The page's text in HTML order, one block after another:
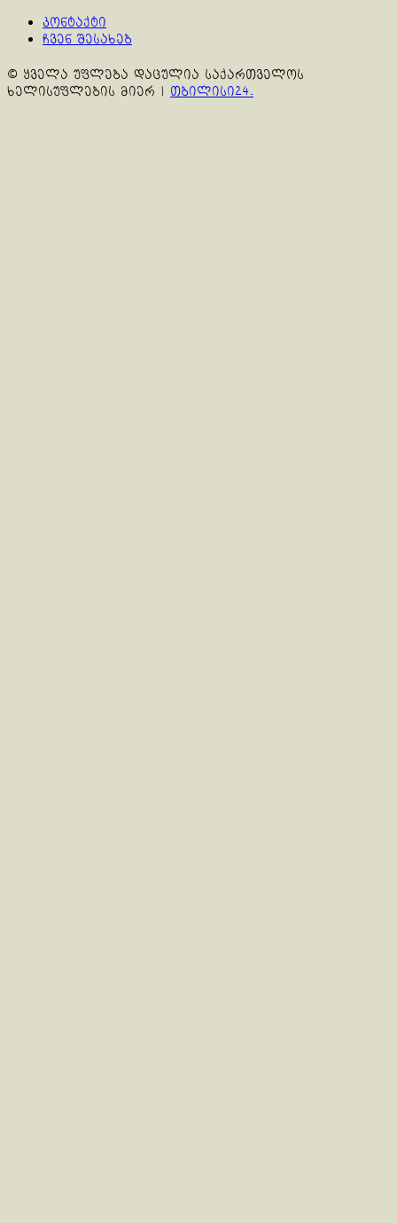
კონტაქტი
ჩვენ შესახებ
© ყველა უფლება დაცულია საქართველოს
ხელისუფლების მიერ | თბილისი24.